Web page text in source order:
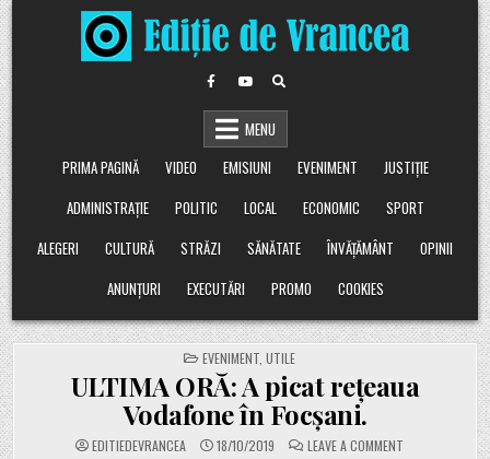
Skip
to
content
MENU
PRIMA PAGINĂ
VIDEO EMISIUNI EVENIMENT
JUSTIȚIE
ADMINISTRAȚIE
POLITIC LOCAL ECONOMIC
SPORT
ALEGERI
CULTURĂ STRĂZI SĂNĂTATE ÎNVĂȚĂMÂNT
OPINII
ANUNȚURI
EXECUTĂRI PROMO COOKIES
POSTED
IN
EVENIMENT UTILE
ULTIMA ORĂ: A picat rețeaua
Vodafone în Focșani.
EDITIEDEVRANCEA 18/10/2019 LEAVE A COMMENT